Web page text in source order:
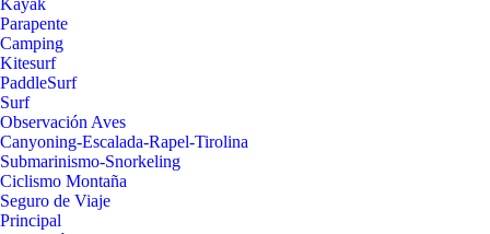
Kayak
Parapente
Camping
Kitesurf
PaddleSurf
Surf
Observación Aves
Canyoning-Escalada-Rapel-Tirolina
Submarinismo-Snorkeling
Ciclismo Montaña
Seguro de Viaje
Principal